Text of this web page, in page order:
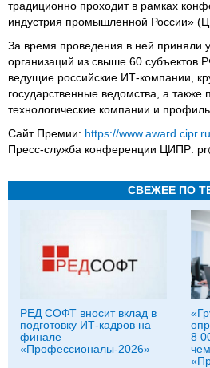
традиционно проходит в рамках
индустрия промышленной России»
За время проведения в ней приняли
организаций из свыше 60 субъектов
ведущие российские ИТ-компании,
государственные ведомства, а также
технологические компании и
Сайт Премии: https://
Пресс-служба конференции ЦИПР:
СВЕЖЕЕ ПО
РЕД СОФТ вносит вклад в
подготовку ИТ‑кадров на
финале
«Профессионалы-2026»
8